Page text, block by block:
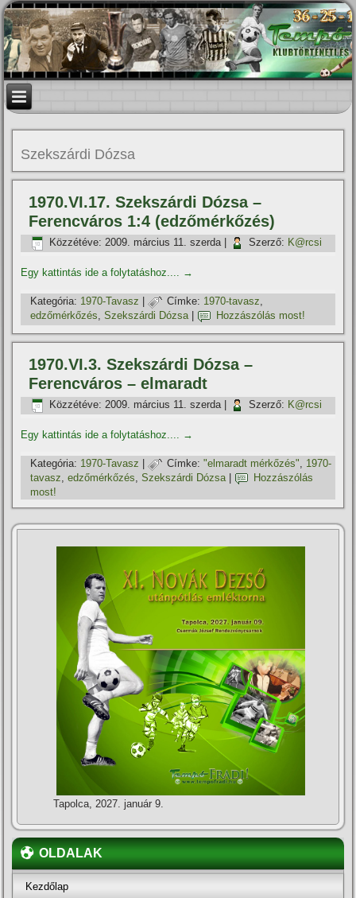
Szekszárdi Dózsa
1970.VI.17. Szekszárdi Dózsa –
Ferencváros 1:4 (edzőmérkőzés)
Közzétéve: 2009. március 11. szerda| Szerző: K@rcsi
Egy kattintás ide a folytatáshoz.... →
Kategória: 1970-Tavasz | Címke: 1970-tavasz,
edzőmérkőzés,Szekszárdi Dózsa| Hozzászólás most!
1970.VI.3. Szekszárdi Dózsa –
Ferencváros – elmaradt
Közzétéve: 2009. március 11. szerda| Szerző: K@rcsi
Egy kattintás ide a folytatáshoz.... →
Kategória: 1970-Tavasz | Címke: "elmaradt mérkőzés", 1970-
tavasz,edzőmérkőzés,Szekszárdi Dózsa|
Hozzászólás
most!
Tapolca, 2027. január 9.
OLDALAK
Kezdőlap